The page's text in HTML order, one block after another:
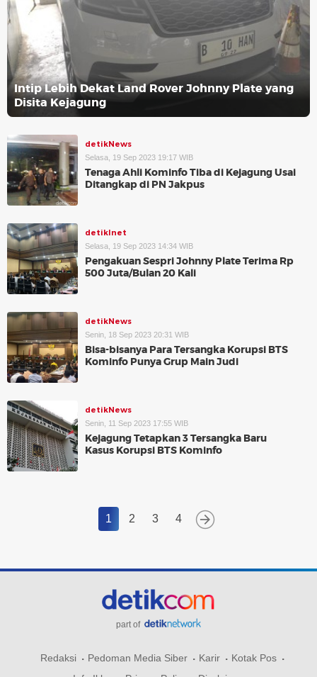
Intip Lebih Dekat Land Rover Johnny Plate yang
Disita Kejagung
detikNews
Selasa, 19 Sep 2023 19:17 WIB
Tenaga Ahli Kominfo Tiba di Kejagung Usai
Ditangkap di PN Jakpus
detikInet
Selasa, 19 Sep 2023 14:34 WIB
Pengakuan Sespri Johnny Plate Terima Rp
500 Juta/Bulan 20 Kali
detikNews
Senin, 18 Sep 2023 20:31 WIB
Bisa-bisanya Para Tersangka Korupsi BTS
Kominfo Punya Grup Main Judi
detikNews
Senin, 11 Sep 2023 17:55 WIB
Kejagung Tetapkan 3 Tersangka Baru
Kasus Korupsi BTS Kominfo
1 2 3 4
part of
Redaksi Pedoman Media Siber Karir
Kotak Pos